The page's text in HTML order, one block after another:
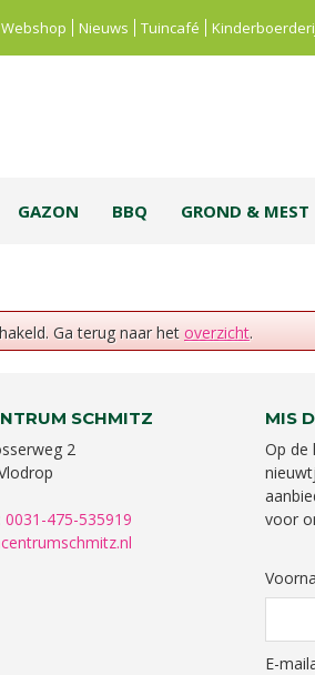
Webshop Nieuws Tuincafé
GAZON BBQ GROND & MEST
Ga terug naar het overzicht.
SCHMITZ
2
0031-475-535919
MIS
Op de
voor
E-